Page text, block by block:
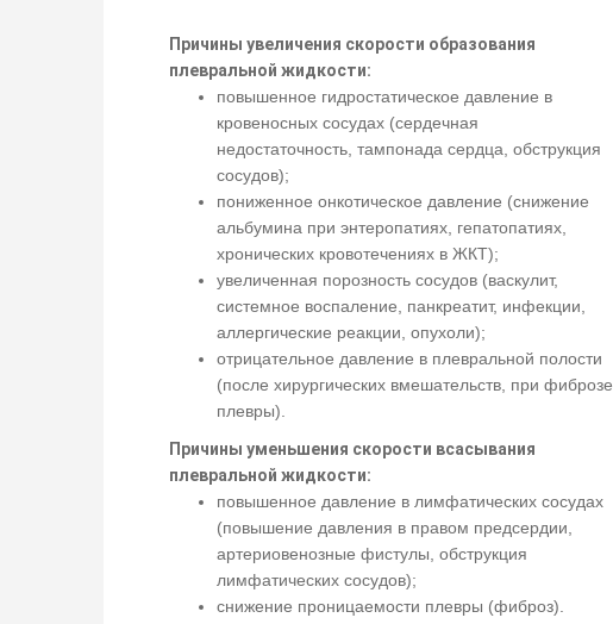
Причины увеличения скорости образования
плевральной жидкости:
повышенное гидростатическое давление в
кровеносных сосудах (сердечная
недостаточность, тампонада сердца, обструкция
сосудов);
пониженное онкотическое давление (снижение
альбумина при энтеропатиях, гепатопатиях,
хронических кровотечениях в ЖКТ);
увеличенная порозность сосудов (васкулит,
системное воспаление, панкреатит, инфекции,
аллергические реакции, опухоли);
отрицательное давление в плевральной полости
(после хирургических вмешательств, при фиброзе
плевры).
Причины уменьшения скорости всасывания
плевральной жидкости:
повышенное давление в лимфатических сосудах
(повышение давления в правом предсердии,
артериовенозные фистулы, обструкция
лимфатических сосудов);
снижение проницаемости плевры (фиброз).